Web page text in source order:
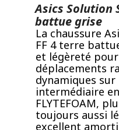
Asics Solution
battue grise
La chaussure
FF 4 terre
et légèreté
déplacements
dynamiques sur
intermédiaire
FLYTEFOAM,
toujours aussi
excellent